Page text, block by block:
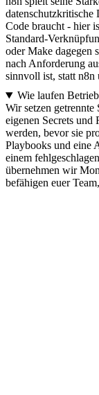
Code braucht - hier
Standard-
oder Make dagegen
nach Anforderung
sinnvoll ist, statt n8n
Wie laufen
Wir setzen
eigenen Secrets und
werden, bevor sie
Playbooks und eine
einem
übernehmen wir
befähigen euer